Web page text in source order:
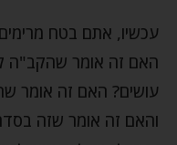
עכשיו, אתם בטח
האם זה אומר שהקב"ה
עושים? האם זה אומר
והאם זה אומר שזה